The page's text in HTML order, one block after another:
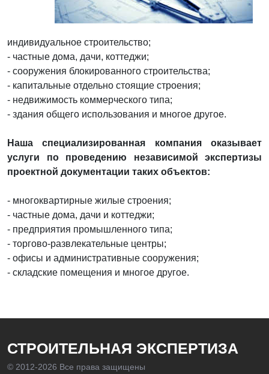
индивидуальное строительство;
- частные дома, дачи, коттеджи;
- сооружения блокированного строительства;
- капитальные отдельно стоящие строения;
- недвижимость коммерческого типа;
- здания общего использования и многое другое.
Наша специализированная компания оказывает
услуги по проведению независимой экспертизы
проектной документации таких объектов:
- многоквартирные жилые строения;
- частные дома, дачи и коттеджи;
- предприятия промышленного типа;
- торгово-развлекательные центры;
- офисы и административные сооружения;
- складские помещения и многое другое.
СТРОИТЕЛЬНАЯ ЭКСПЕРТИЗА
© 2012-2026 Все права защищены